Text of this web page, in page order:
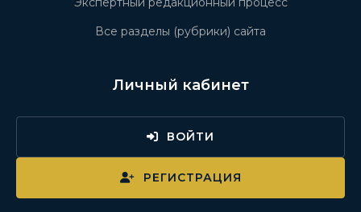
Все разделы (рубрики) сайта
Личный кабинет
ВОЙТИ
РЕГИСТРАЦИЯ